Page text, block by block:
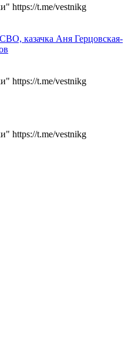
https://t.me/vestnikg
казачка Аня Герцовская-
https://t.me/vestnikg
https://t.me/vestnikg